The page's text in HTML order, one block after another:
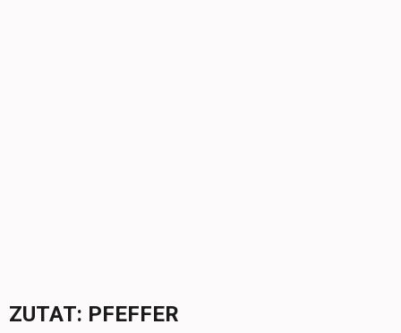
ZUTAT: PFEFFER